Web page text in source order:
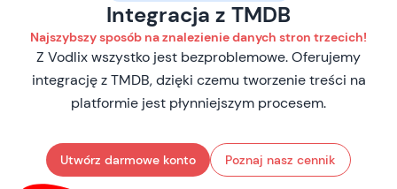
Integracja z TMDB
Najszybszy sposób na znalezienie danych stron trzecich!
Z Vodlix wszystko jest bezproblemowe. Oferujemy
integrację z TMDB, dzięki czemu tworzenie treści na
platformie jest płynniejszym procesem.
Utwórz darmowe konto Poznaj nasz cennik